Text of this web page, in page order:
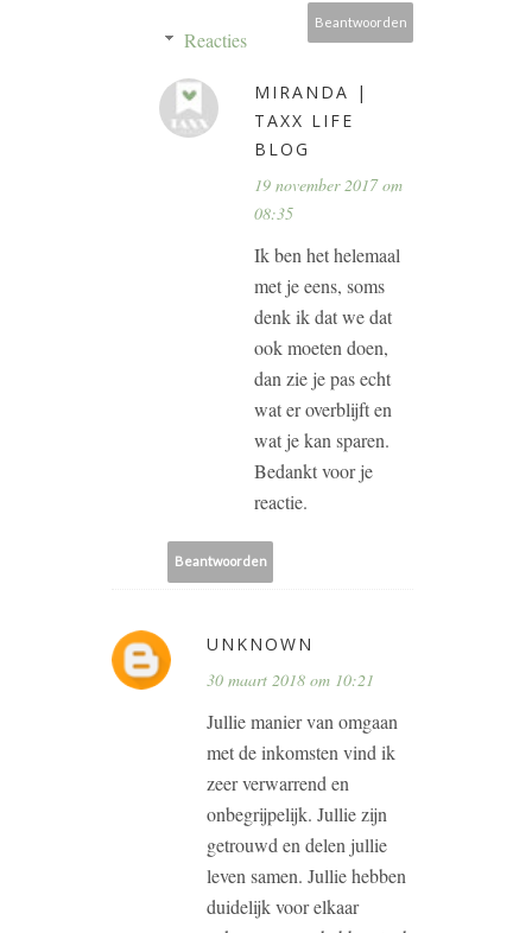
Beantwoorden
Reacties
MIRANDA |
TAXX LIFE
BLOG
19 november 2017 om
08:35
Ik ben het helemaal
met je eens, soms
denk ik dat we dat
ook moeten doen,
dan zie je pas echt
wat er overblijft en
wat je kan sparen.
Bedankt voor je
reactie.
Beantwoorden
UNKNOWN
30 maart 2018 om 10:21
Jullie manier van omgaan
met de inkomsten vind ik
zeer verwarrend en
onbegrijpelijk. Jullie zijn
getrouwd en delen jullie
leven samen. Jullie hebben
duidelijk voor elkaar